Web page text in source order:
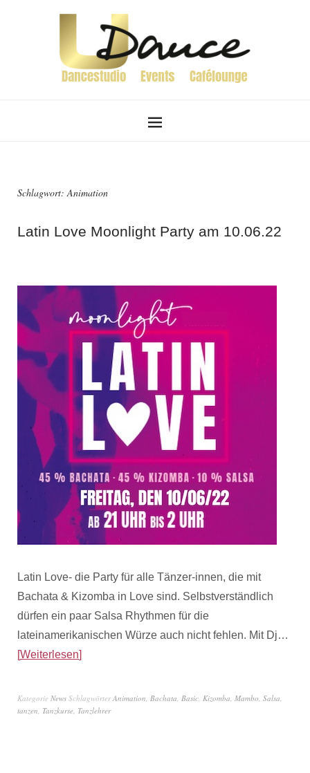
Schlagwort:Animation
Latin Love Moonlight Party am 10.06.22
Latin Love- die Party für alle Tänzer-innen, die mit
Bachata & Kizomba in Love sind. Selbstverständlich
dürfen ein paar Salsa Rhythmen für die
lateinamerikanischen Würze auch nicht fehlen. Mit Dj…
Weiterlesen
Kategorie News SchlagwörterAnimation, Bachata, Basic, Kizomba, Mambo, Salsa,
tanzen, Tanzkurse, Tanzlehrer